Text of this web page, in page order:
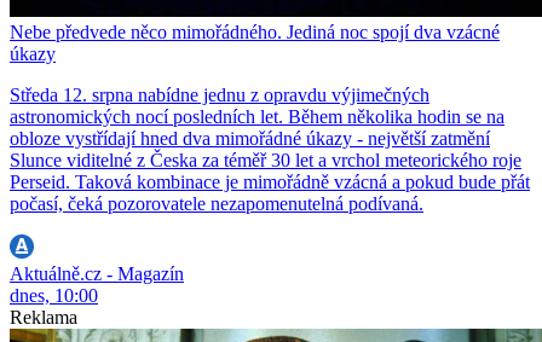
Nebe předvede něco mimořádného. Jediná noc spojí dva vzácné
úkazy
Středa 12. srpna nabídne jednu z opravdu výjimečných
astronomických nocí posledních let. Během několika hodin se na
obloze vystřídají hned dva mimořádné úkazy - největší zatmění
Slunce viditelné z Česka za téměř 30 let a vrchol meteorického roje
Perseid. Taková kombinace je mimořádně vzácná a pokud bude přát
počasí, čeká pozorovatele nezapomenutelná podívaná.
Aktuálně.cz - Magazín
dnes, 10:00
Reklama